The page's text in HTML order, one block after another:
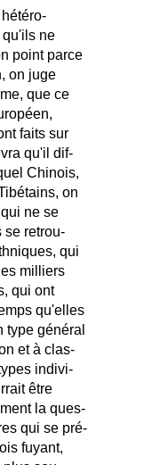
qu'ils ne
point parce
on juge
que ce
faits sur
qu'il dif-
Chinois,
on
ne se
se retrou-
qui
milliers
qui ont
qu'elles
type général
et à clas-
indivi-
être
la ques-
qui se pré-
fuyant,